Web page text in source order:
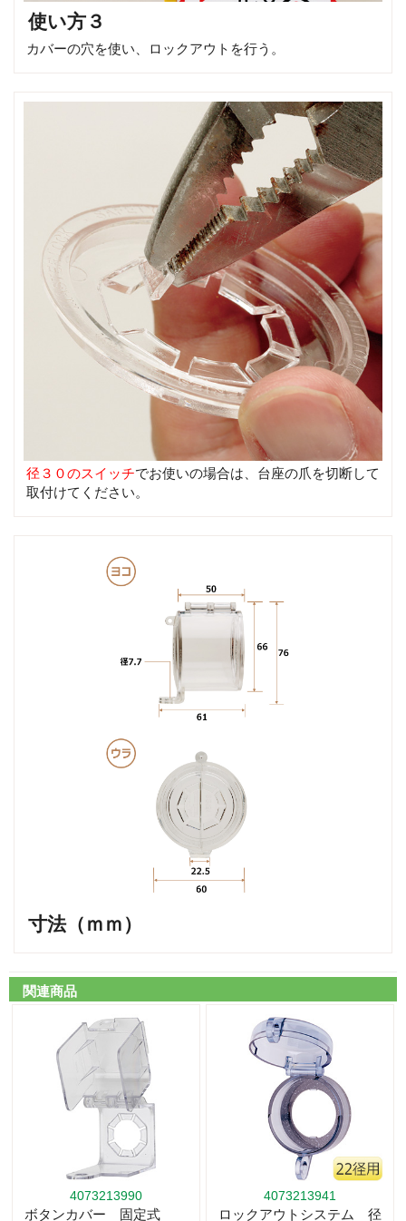
使い方３
カバーの穴を使い、ロックアウトを行う。
径３０のスイッチでお使いの場合は、台座の爪を切断して
取付けてください。
寸法（ｍｍ）
関連商品
4073213990
ボタンカバー 固定式
4073213941
ロックアウトシステム 径